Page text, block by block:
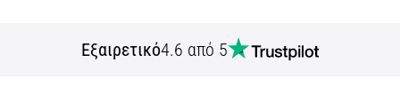
Εξαιρετικό4.6 από 5